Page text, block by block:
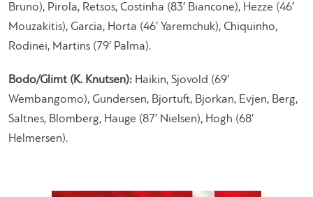
Bruno), Pirola, Retsos, Costinha (83′ Biancone), Hezze (46′
Mouzakitis), Garcia, Horta (46′ Yaremchuk), Chiquinho,
Rodinei, Martins (79′ Palma).
Bodo/Glimt (K. Knutsen): Haikin, Sjovold (69′
Wembangomo), Gundersen, Bjortuft, Bjorkan, Evjen, Berg,
Saltnes, Blomberg, Hauge (87′ Nielsen), Hogh (68′
Helmersen).